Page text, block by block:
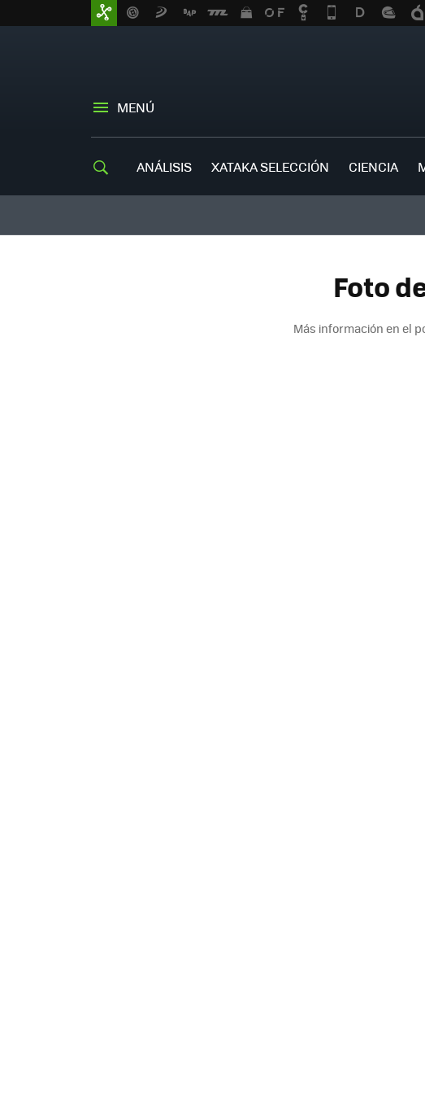
MENÚ
ANÁLISIS XATAKA SELECCIÓN CIENCIA
Foto
Más información en el